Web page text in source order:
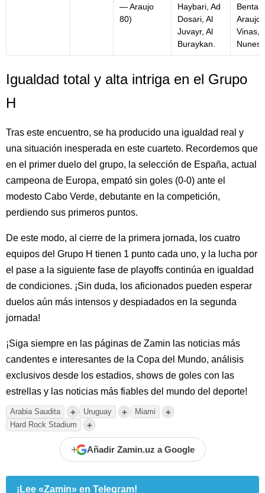
— Araujo
80)
Haybari, Ad
Dosari, Al
Juvayr, Al
Buraykan.
Araujo,
Vinas,
Nunes.
Igualdad total y alta intriga en el Grupo
H
Tras este encuentro, se ha producido una igualdad real y
una situación inesperada en este cuarteto. Recordemos que
en el primer duelo del grupo, la selección de España, actual
campeona de Europa, empató sin goles (0-0) ante el
modesto Cabo Verde, debutante en la competición,
perdiendo sus primeros puntos.
De este modo, al cierre de la primera jornada, los cuatro
equipos del Grupo H tienen 1 punto cada uno, y la lucha por
el pase a la siguiente fase de playoffs continúa en igualdad
de condiciones. ¡Sin duda, los aficionados pueden esperar
duelos aún más intensos y despiadados en la segunda
jornada!
¡Siga siempre en las páginas de Zamin las noticias más
candentes e interesantes de la Copa del Mundo, análisis
exclusivos desde los estadios, shows de goles con las
estrellas y las noticias más fiables del mundo del deporte!
Arabia Saudita + Uruguay + Miami +
Hard Rock Stadium +
+ Añadir Zamin.uz a Google
¡Lee «Zamin» en Telegram!